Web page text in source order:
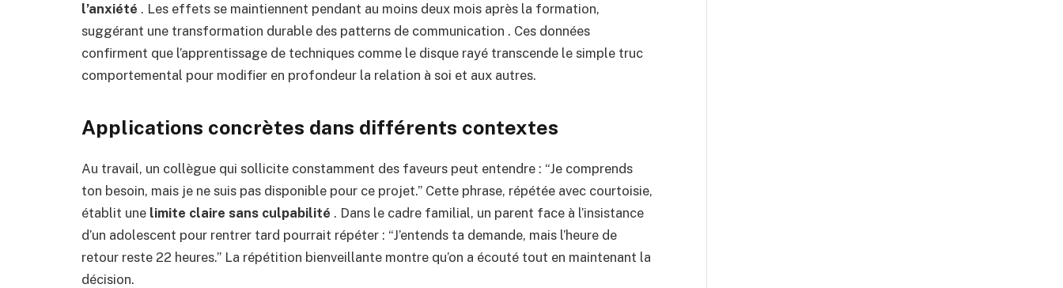
l’anxiété . Les effets se maintiennent pendant au moins deux mois après la formation,
suggérant une transformation durable des patterns de communication . Ces données
confirment que l’apprentissage de techniques comme le disque rayé transcende le simple truc
comportemental pour modifier en profondeur la relation à soi et aux autres.
Applications concrètes dans différents contextes
Au travail, un collègue qui sollicite constamment des faveurs peut entendre : “Je comprends
ton besoin, mais je ne suis pas disponible pour ce projet.” Cette phrase, répétée avec courtoisie,
établit une limite claire sans culpabilité . Dans le cadre familial, un parent face à l’insistance
d’un adolescent pour rentrer tard pourrait répéter : “J’entends ta demande, mais l’heure de
retour reste 22 heures.” La répétition bienveillante montre qu’on a écouté tout en maintenant la
décision.